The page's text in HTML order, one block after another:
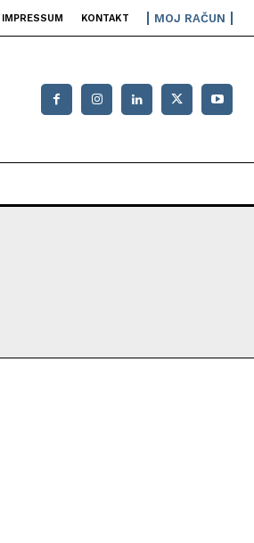
IMPRESSUM KONTAKT MOJ RAČUN